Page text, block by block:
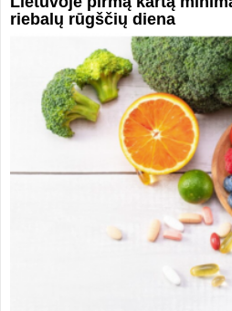
riebalų rūgščių diena